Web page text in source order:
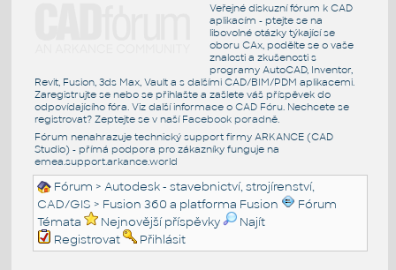
Veřejné diskuzní fórum k CAD
aplikacím - ptejte se na
libovolné otázky týkající se
oboru CAx, podělte se o vaše
znalosti a zkušenosti s
programy AutoCAD, Inventor,
Revit, Fusion, 3ds Max, Vault a s dalšími CAD/BIM/PDM aplikacemi.
Zaregistrujte se nebo se přihlašte a zašlete váš příspěvek do
odpovídajícího fóra. Viz další informace o CAD Fóru. Nechcete se
registrovat? Zeptejte se v naší Facebook poradně.
Fórum nenahrazuje technický support firmy ARKANCE (CAD
Studio) - přímá podpora pro zákazníky funguje na
emea.support.arkance.world
Fórum >Autodesk - stavebnictví, strojírenství,
CAD/GIS > Fusion 360 a platforma Fusion
Fórum
Témata
Nejnovější příspěvky
Najít
Registrovat
Přihlásit